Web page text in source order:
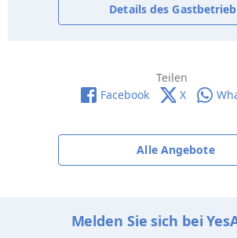
Details des
Teilen
Facebook
X
Alle Angebote
Melden Sie sich bei